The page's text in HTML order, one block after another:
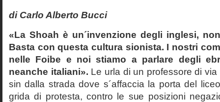
di Carlo Alberto Bucci
«La Shoah è un´invenzione degli inglesi,
Basta con questa cultura sionista. I nostri
nelle Foibe e noi stiamo a parlare degli
neanche italiani». Le urla di un professore di
sin dalla strada dove s´affaccia la porta del
grida di protesta, contro le sue posizioni